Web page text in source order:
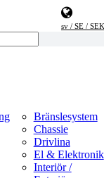
sv / SE / SEK
Bränslesystem
Chassie
Drivlina
El & Elektronik
Interiör /